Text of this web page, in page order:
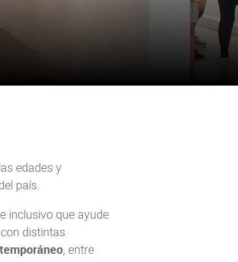
edades y
país.
inclusivo que ayude
distintas
, entre